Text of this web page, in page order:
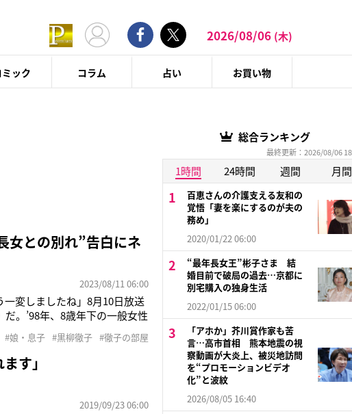
2026/08/06 (木)
ミック コラム 占い お買い物
女との別れ”告白にネ
2023/08/11 06:00
変しましたね」8月10日放送
。’98年、8歳年下の一般女性
板尾は冒頭のように明かし
#娘・息子 #黒柳徹子 #徹子の部屋
す」
2019/09/23 06:00
総合ランキング
最終更新：2026/08/06
1時間 24時間 週間 月間
百恵さんの介護支える友和の
覚悟「妻を楽にするのが夫の
務め」
2020/01/22 06:00
“最年長女王”彬子さま 結
婚目前で破局の過去…京都に
別宅購入の独身生活
2022/01/15 06:00
「アホか」芥川賞作家も苦
言…高市首相 熊本地震の視
察動画が大炎上、被災地訪問
を“プロモーションビデオ
化”と波紋
2026/08/05 16:40